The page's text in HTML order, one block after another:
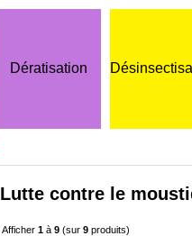
Dératisation
Lutte contre le
Afficher 1 à 9 (sur 9 produits)